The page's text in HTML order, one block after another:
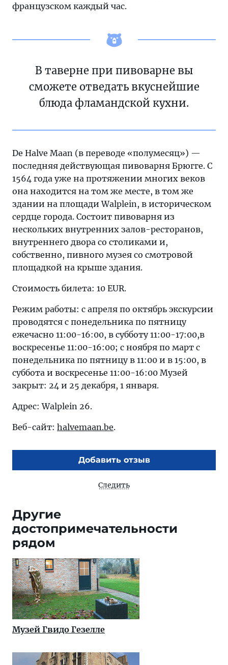
французском каждый час.
В таверне при пивоварне вы
сможете отведать вкуснейшие
блюда фламандской кухни.
De Halve Maan (в переводе «полумесяц») —
последняя действующая пивоварня Брюгге. С
1564 года уже на протяжении многих веков
она находится на том же месте, в том же
здании на площади Walplein, в историческом
сердце города. Состоит пивоварня из
нескольких внутренних залов-ресторанов,
внутреннего двора со столиками и,
собственно, пивного музея со смотровой
площадкой на крыше здания.
Стоимость билета: 10 EUR.
Режим работы: с апреля по октябрь экскурсии
проводятся с понедельника по пятницу
ежечасно 11:00-16:00, в субботу 11:00-17:00,в
воскресенье 11:00-16:00; с ноября по март с
понедельника по пятницу в 11:00 и в 15:00, в
суббота и воскресенье 11:00-16:00 Музей
закрыт: 24 и 25 декабря, 1 января.
Адрес: Walplein 26.
Веб-сайт: halvemaan.be.
Добавить отзыв
Следить
Другие
достопримечательности
рядом
Музей Гвидо Гезелле